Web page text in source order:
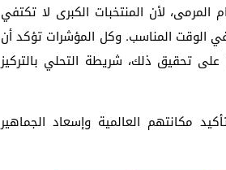
المرمى، لأن المنتخبات الكبرى لا تكتفي
الوقت المناسب. وكل المؤشرات تؤكد أن
على تحقيق ذلك، شريطة التحلي بالتركيز
مكانتهم العالمية وإسعاد الجماهير